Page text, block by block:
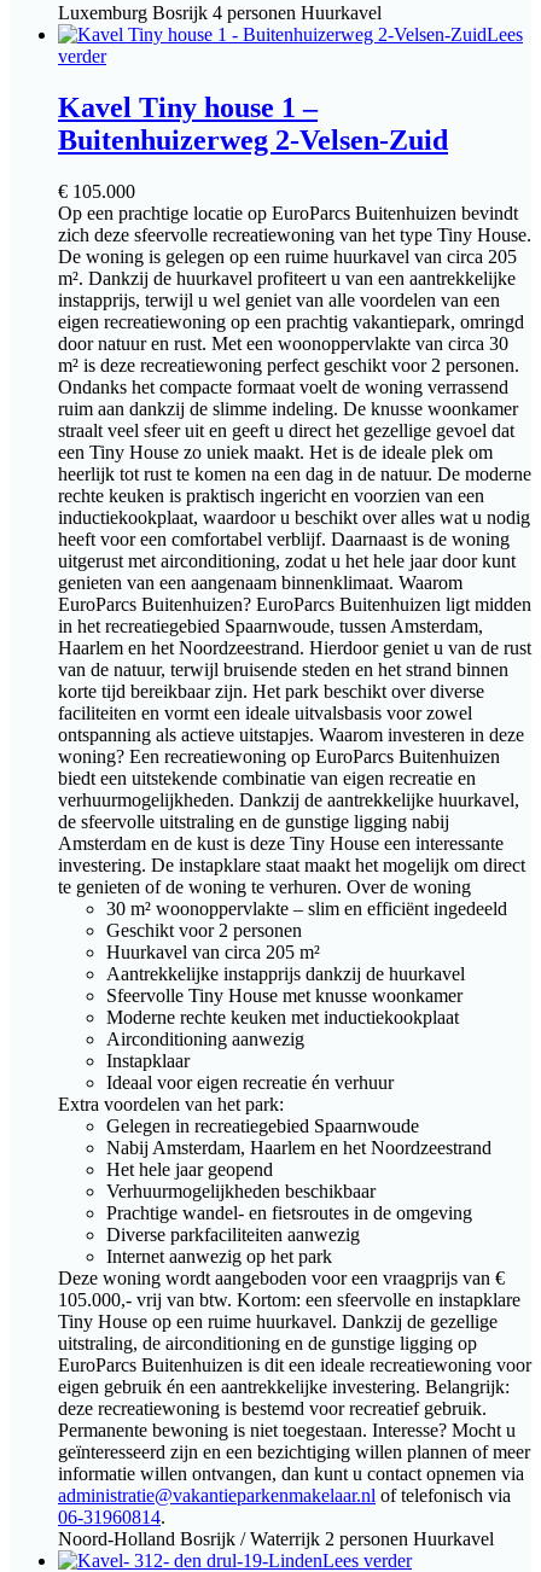
Luxemburg Bosrijk 4 personen Huurkavel
Lees
verder
Kavel Tiny house 1 –
Buitenhuizerweg 2-Velsen-Zuid
€ 105.000
Op een prachtige locatie op EuroParcs Buitenhuizen bevindt
zich deze sfeervolle recreatiewoning van het type Tiny House.
De woning is gelegen op een ruime huurkavel van circa 205
m². Dankzij de huurkavel profiteert u van een aantrekkelijke
instapprijs, terwijl u wel geniet van alle voordelen van een
eigen recreatiewoning op een prachtig vakantiepark, omringd
door natuur en rust. Met een woonoppervlakte van circa 30
m² is deze recreatiewoning perfect geschikt voor 2 personen.
Ondanks het compacte formaat voelt de woning verrassend
ruim aan dankzij de slimme indeling. De knusse woonkamer
straalt veel sfeer uit en geeft u direct het gezellige gevoel dat
een Tiny House zo uniek maakt. Het is de ideale plek om
heerlijk tot rust te komen na een dag in de natuur. De moderne
rechte keuken is praktisch ingericht en voorzien van een
inductiekookplaat, waardoor u beschikt over alles wat u nodig
heeft voor een comfortabel verblijf. Daarnaast is de woning
uitgerust met airconditioning, zodat u het hele jaar door kunt
genieten van een aangenaam binnenklimaat. Waarom
EuroParcs Buitenhuizen? EuroParcs Buitenhuizen ligt midden
in het recreatiegebied Spaarnwoude, tussen Amsterdam,
Haarlem en het Noordzeestrand. Hierdoor geniet u van de rust
van de natuur, terwijl bruisende steden en het strand binnen
korte tijd bereikbaar zijn. Het park beschikt over diverse
faciliteiten en vormt een ideale uitvalsbasis voor zowel
ontspanning als actieve uitstapjes. Waarom investeren in deze
woning? Een recreatiewoning op EuroParcs Buitenhuizen
biedt een uitstekende combinatie van eigen recreatie en
verhuurmogelijkheden. Dankzij de aantrekkelijke huurkavel,
de sfeervolle uitstraling en de gunstige ligging nabij
Amsterdam en de kust is deze Tiny House een interessante
investering. De instapklare staat maakt het mogelijk om direct
te genieten of de woning te verhuren. Over de woning
30 m² woonoppervlakte – slim en efficiënt ingedeeld
Geschikt voor 2 personen
Huurkavel van circa 205 m²
Aantrekkelijke instapprijs dankzij de huurkavel
Sfeervolle Tiny House met knusse woonkamer
Moderne rechte keuken met inductiekookplaat
Airconditioning aanwezig
Instapklaar
Ideaal voor eigen recreatie én verhuur
Extra voordelen van het park:
Gelegen in recreatiegebied Spaarnwoude
Nabij Amsterdam, Haarlem en het Noordzeestrand
Het hele jaar geopend
Verhuurmogelijkheden beschikbaar
Prachtige wandel- en fietsroutes in de omgeving
Diverse parkfaciliteiten aanwezig
Internet aanwezig op het park
Deze woning wordt aangeboden voor een vraagprijs van €
105.000,- vrij van btw. Kortom: een sfeervolle en instapklare
Tiny House op een ruime huurkavel. Dankzij de gezellige
uitstraling, de airconditioning en de gunstige ligging op
EuroParcs Buitenhuizen is dit een ideale recreatiewoning voor
eigen gebruik én een aantrekkelijke investering. Belangrijk:
deze recreatiewoning is bestemd voor recreatief gebruik.
Permanente bewoning is niet toegestaan. Interesse? Mocht u
geïnteresseerd zijn en een bezichtiging willen plannen of meer
informatie willen ontvangen, dan kunt u contact opnemen via
administratie@vakantieparkenmakelaar.nl of telefonisch via
06-31960814.
Noord-Holland Bosrijk / Waterrijk 2 personen Huurkavel
Lees verder